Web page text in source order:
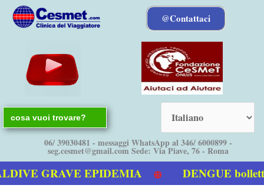
@Contattaci
Search
for:
06/ 39030481 - messaggi WhatsApp al 346/ 6000899 -
seg.cesmet@gmail.com Sede: Via Piave, 76 - Roma
GRAVE EPIDEMIA
DENGUE bollettino